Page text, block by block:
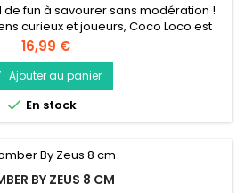
de fun à savourer sans modération !
curieux et joueurs, Coco Loco est
: c’est une noix de coco douce et
trésor… une cachette à friandises !
dans le fond de la coco et
: flairage, fouille et léchouilles
garanties....
Prix
16,99 €
Ajouter au panier
 En stock
BY ZEUS 8 CM